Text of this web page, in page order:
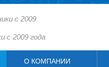
с 2009 года
О КОМПАНИИ